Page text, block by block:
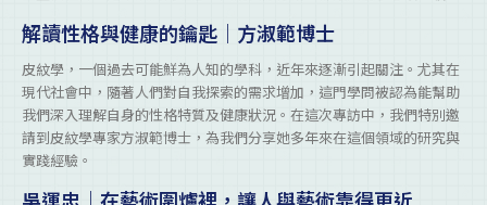
解讀性格與健康的鑰匙｜方淑範博士
皮紋學，一個過去可能鮮為人知的學科，近年來逐漸引起關注。尤其在
現代社會中，隨著人們對自我探索的需求增加，這門學問被認為能幫助
我們深入理解自身的性格特質及健康狀況。在這次專訪中，我們特別邀
請到皮紋學專家方淑範博士，為我們分享她多年來在這個領域的研究與
實踐經驗。